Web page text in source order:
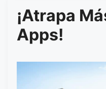
¡Atrapa
Apps!